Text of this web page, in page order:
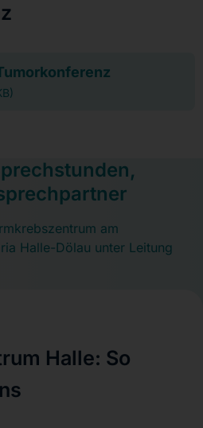
am
Halle-Dölau unter Leitung
Halle: So